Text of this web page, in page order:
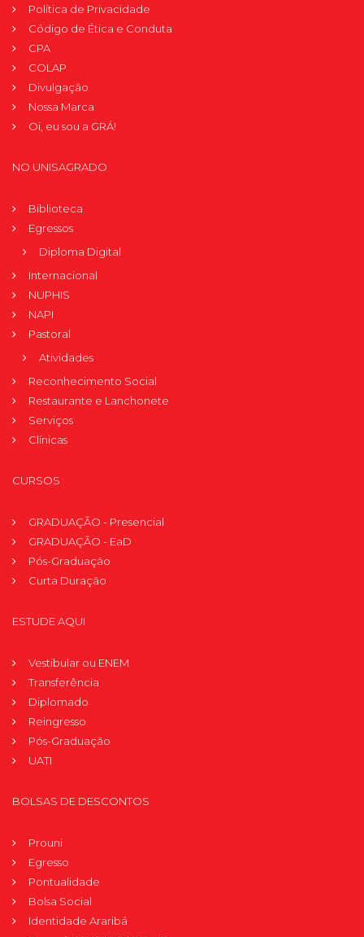
Política de Privacidade
Código de Ética e Conduta
CPA
COLAP
Divulgação
Nossa Marca
Oi, eu sou a GRÁ!
NO UNISAGRADO
Biblioteca
Egressos
Diploma Digital
Internacional
NUPHIS
NAPI
Pastoral
Atividades
Reconhecimento Social
Restaurante e Lanchonete
Serviços
Clínicas
CURSOS
GRADUAÇÃO - Presencial
GRADUAÇÃO - EaD
Pós-Graduação
Curta Duração
ESTUDE AQUI
Vestibular ou ENEM
Transferência
Diplomado
Reingresso
Pós-Graduação
UATI
BOLSAS DE DESCONTOS
Prouni
Egresso
Pontualidade
Bolsa Social
Identidade Araribá